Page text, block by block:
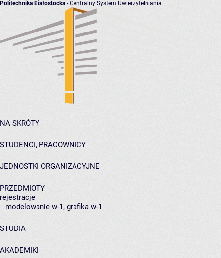
Politechnika Białostocka - Centralny System Uwierzytelniania
NA SKRÓTY
STUDENCI, PRACOWNICY
JEDNOSTKI ORGANIZACYJNE
PRZEDMIOTY
rejestracje
modelowanie w-1, grafika w-1
STUDIA
AKADEMIKI